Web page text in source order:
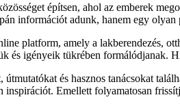
építsen, ahol az emberek
információt adunk, hanem egy
platform, amely a lakberendezés,
és igényeik tükrében formálódjanak.
és hasznos tanácsokat
Emellett folyamatosan